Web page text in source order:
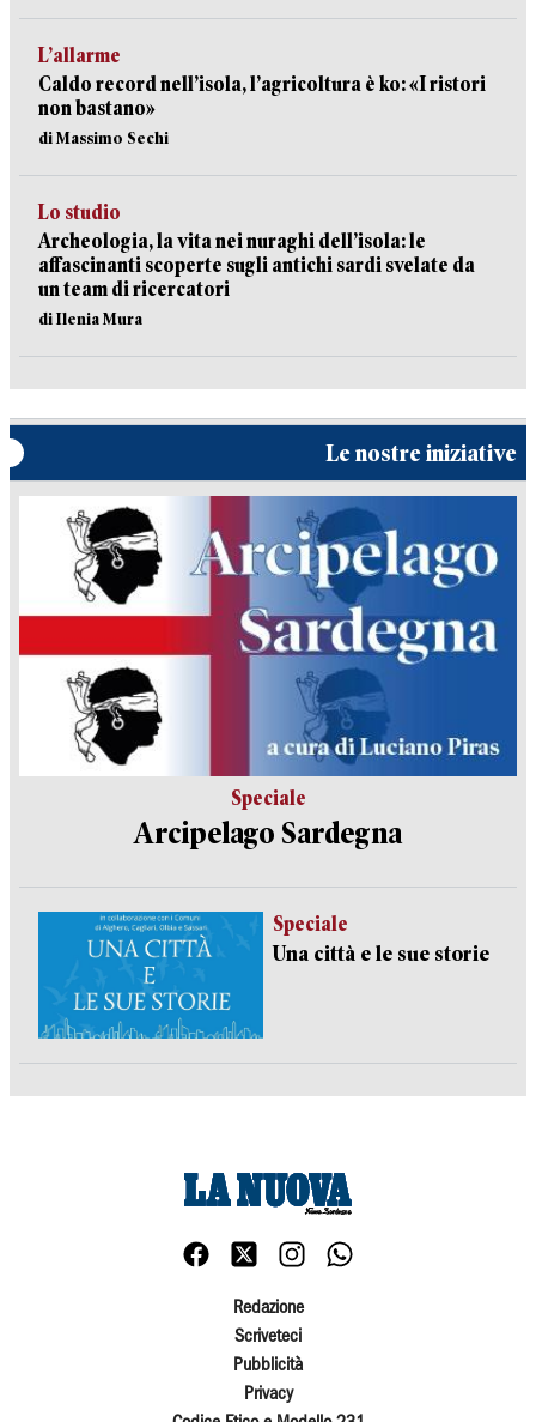
L’allarme
Caldo record nell’isola, l’agricoltura è ko: «I ristori
non bastano»
di Massimo Sechi
Lo studio
Archeologia, la vita nei nuraghi dell’isola: le
affascinanti scoperte sugli antichi sardi svelate da
un team di ricercatori
di Ilenia Mura
Le nostre iniziative
Speciale
Arcipelago Sardegna
Speciale
Una città e le sue storie
Redazione
Scriveteci
Pubblicità
Privacy